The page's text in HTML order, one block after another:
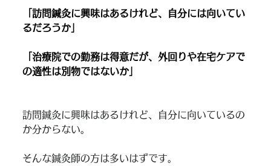
「訪問鍼灸に興味はあるけれど、自分には向いてい
るだろうか」
「治療院での勤務は得意だが、外回りや在宅ケアで
の適性は別物ではないか」
訪問鍼灸に興味はあるけれど、自分に向いているの
か分からない。
そんな鍼灸師の方は多いはずです。